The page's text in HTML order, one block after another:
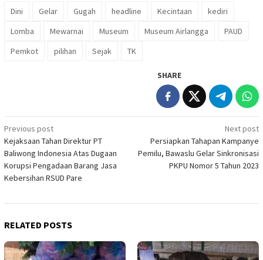
Dini Gelar Gugah headline Kecintaan
kediri
Lomba
Mewarnai Museum Museum Airlangga
PAUD
Pemkot
pilihan Sejak TK
SHARE
Post
navigation
Previous post
Kejaksaan Tahan Direktur PT
Baliwong Indonesia Atas Dugaan
Korupsi Pengadaan Barang Jasa
Kebersihan RSUD Pare
Next post
Persiapkan Tahapan Kampanye
Pemilu, Bawaslu Gelar Sinkronisasi
PKPU Nomor 5 Tahun 2023
RELATED POSTS